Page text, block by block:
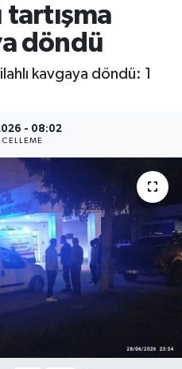
tartışma
döndü
kavgaya döndü: 1
- 08:02